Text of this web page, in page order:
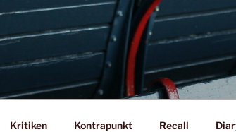
Kritiken Kontrapunkt Recall